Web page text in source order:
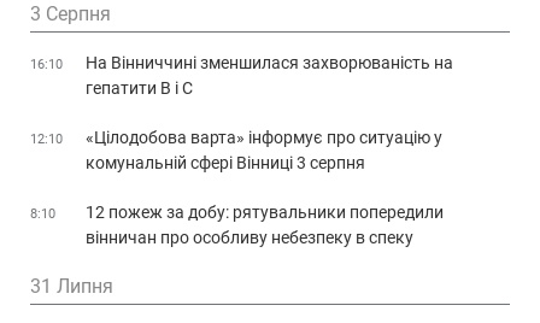
3 Серпня
16:10
На Вінниччині зменшилася захворюваність на
гепатити В і С
12:10
«Цілодобова варта» інформує про ситуацію у
комунальній сфері Вінниці 3 серпня
8:10
12 пожеж за добу: рятувальники попередили
вінничан про особливу небезпеку в спеку
31 Липня